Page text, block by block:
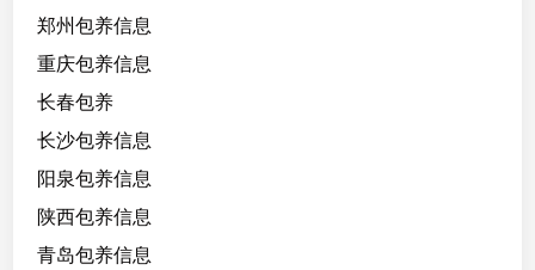
郑州包养信息
重庆包养信息
长春包养
长沙包养信息
阳泉包养信息
陕西包养信息
青岛包养信息